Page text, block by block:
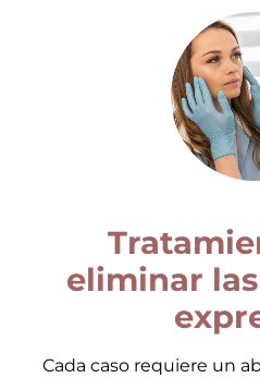
eliminar
Cada caso requiere un